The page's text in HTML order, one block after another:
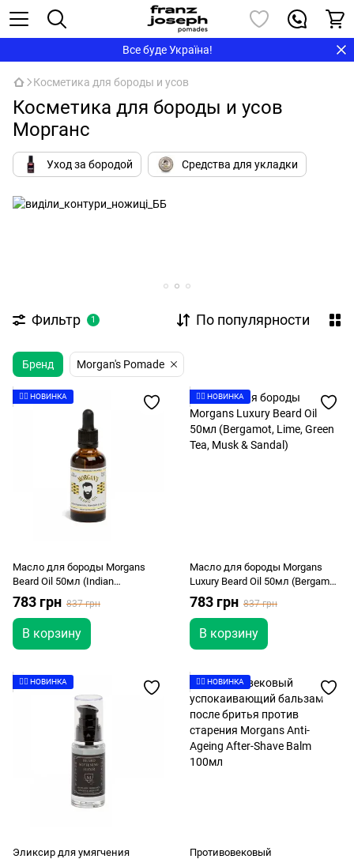
Все буде Україна!
Косметика для бороды и усов
Косметика для бороды и усов
Морганс
Уход за бородой Средства для укладки
Фильтр 1 По популярности
Бренд Morgan's Pomade
👉🏻 НОВИНКА
Масло для бороды Morgans
Beard Oil 50мл (Indian
Peppermint, Mandarin and Tea
Tree)
783 грн 837 грн
В корзину
👉🏻 НОВИНКА
Масло для бороды Morgans
Luxury Beard Oil 50мл (Bergamot,
Lime, Green Tea, Musk & Sandal)
783 грн 837 грн
В корзину
👉🏻 НОВИНКА
Эликсир для умягчения
👉🏻 НОВИНКА
Противовековый